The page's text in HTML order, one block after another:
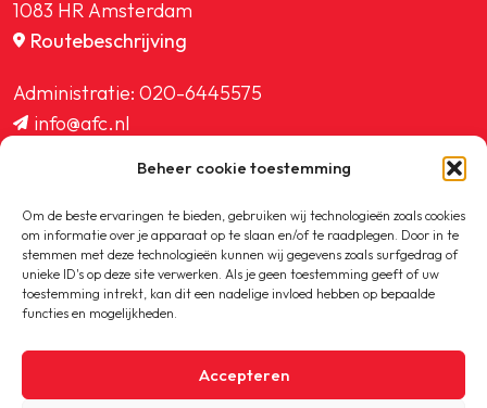
Beheer cookie toestemming
Om de beste ervaringen te bieden, gebruiken wij technologieën zoals cookies
om informatie over je apparaat op te slaan en/of te raadplegen. Door in te
stemmen met deze technologieën kunnen wij gegevens zoals surfgedrag of
unieke ID's op deze site verwerken. Als je geen toestemming geeft of uw
toestemming intrekt, kan dit een nadelige invloed hebben op bepaalde
functies en mogelijkheden.
Accepteren
1083 HR Amsterdam
Routebeschrijving
Administratie: 020-6445575
info@afc.nl
ledenadministratie@afc.nl
Copyright © 2020-2026 AFC